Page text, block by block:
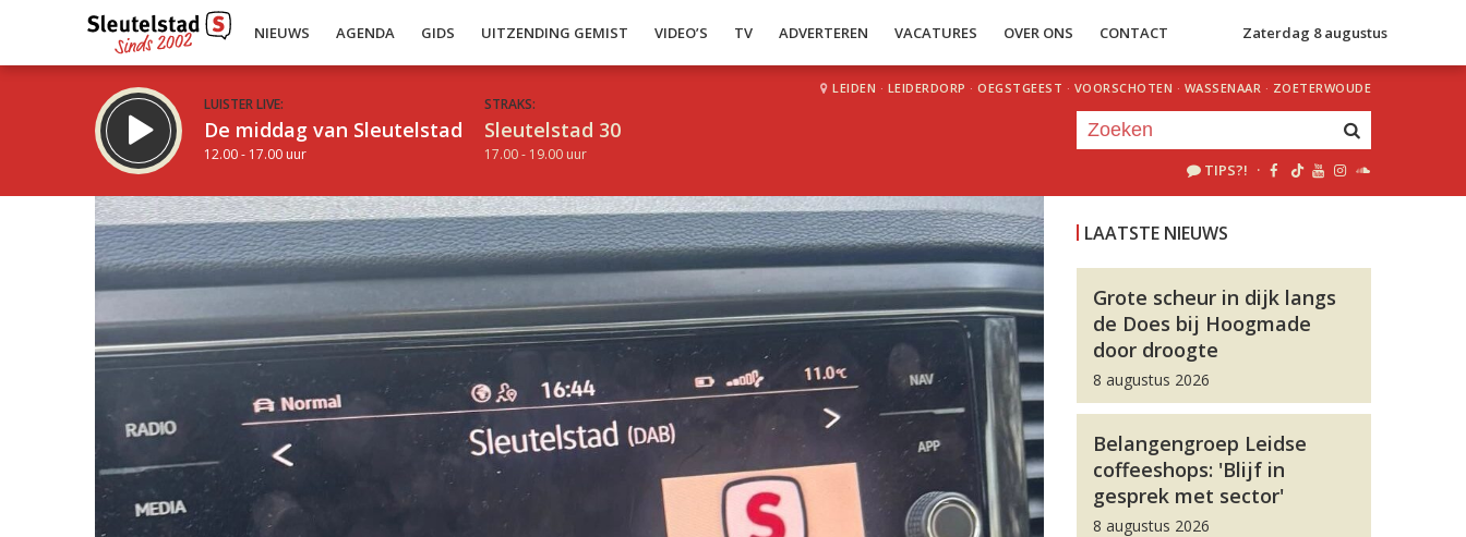
NIEUWS AGENDA GIDS UITZENDING GEMIST VIDEO’S TV ADVERTEREN VACATURES OVER ONS CONTACT Zaterdag 8 augustus
LUISTER LIVE:
De middag van Sleutelstad
12.00 - 17.00 uur
STRAKS:
Sleutelstad 30
17.00 - 19.00 uur
LEIDEN · LEIDERDORP · OEGSTGEEST · VOORSCHOTEN · WASSENAAR · ZOETERWOUDE
TIPS?! ·
LAATSTE NIEUWS
Grote scheur in dijk langs
de Does bij Hoogmade
door droogte
8 augustus 2026
Belangengroep Leidse
coffeeshops: 'Blijf in
gesprek met sector'
8 augustus 2026